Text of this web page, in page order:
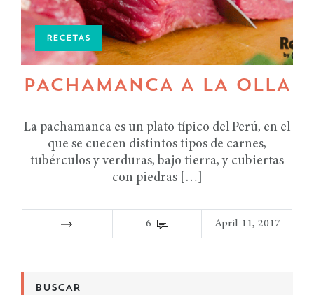
RECETAS
PACHAMANCA A LA OLLA
La pachamanca es un plato típico del Perú, en el
que se cuecen distintos tipos de carnes,
tubérculos y verduras, bajo tierra, y cubiertas
con piedras […]
6 April 11, 2017
BUSCAR